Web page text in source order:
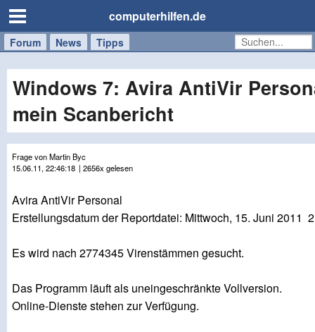
computerhilfen.de
Forum News Tipps
Handy
Tablet
Windows
Mac
Windows 7: Avira AntiVir
mein Scanbericht
Frage von Martin Byc
15.06.11, 22:46:18 | 2656x gelesen
Avira AntiVir Personal
Erstellungsdatum der Reportdatei: Mittwoch, 15. Juni 2011
Es wird nach 2774345 Virenstämmen gesucht.
Das Programm läuft als uneingeschränkte Vollversion.
Online-Dienste stehen zur Verfügung.